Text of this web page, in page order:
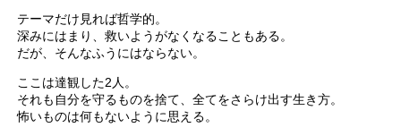
テーマだけ見れば哲学的。
深みにはまり、救いようがなくなることもある。
だが、そんなふうにはならない。
ここは達観した2人。
それも自分を守るものを捨て、全てをさらけ出す生き方。
怖いものは何もないように思える。